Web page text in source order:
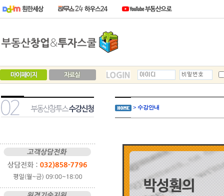
> 수강안내